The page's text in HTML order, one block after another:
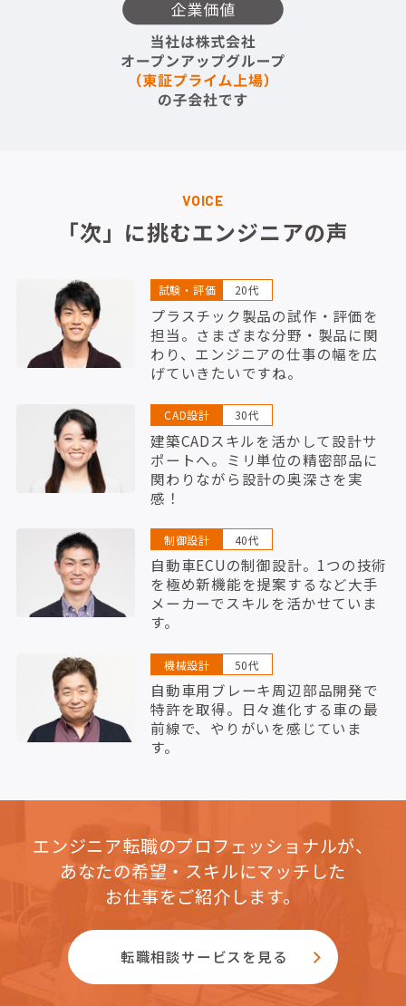
VOICE
「次」に挑むエンジニアの声
試験・評価 20代
プラスチック製品の試作・評価を
担当。さまざまな分野・製品に関
わり、エンジニアの仕事の幅を広
げていきたいですね。
CAD設計 30代
建築CADスキルを活かして設計サ
ポートへ。ミリ単位の精密部品に
関わりながら設計の奥深さを実
感！
制御設計 40代
自動車ECUの制御設計。1つの技術
を極め新機能を提案するなど大手
メーカーでスキルを活かせていま
す。
機械設計 50代
自動車用ブレーキ周辺部品開発で
特許を取得。日々進化する車の最
前線で、やりがいを感じていま
す。
エンジニア転職のプロフェッショナルが、
あなたの希望・スキルにマッチした
お仕事をご紹介します。
転職相談サービスを見る